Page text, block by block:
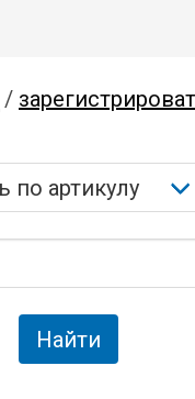
/